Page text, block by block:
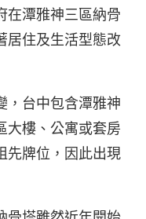
在潭雅神三區納骨
居住及生活型態改
，台中包含潭雅神
大樓、公寓或套房
先牌位，因此出現